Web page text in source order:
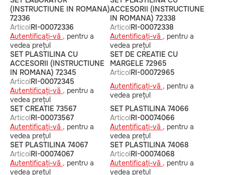
(INSTRUCTIUNE IN ROMANA)
72336
ArticolRI-00072336
Autentificați-vă , pentru a
vedea prețul
ACCESORII (INSTRUCTIUNE
IN ROMANA) 72338
ArticolRI-00072338
Autentificați-vă , pentru a
vedea prețul
SET PLASTILINA CU
ACCESORII (INSTRUCTIUNE
IN ROMANA) 72345
ArticolRI-00072345
Autentificați-vă , pentru a
vedea prețul
SET DE CREATIE CU
MARGELE 72965
ArticolRI-00072965
Autentificați-vă , pentru a
vedea prețul
SET CREATIE 73567
ArticolRI-00073567
Autentificați-vă , pentru a
vedea prețul
SET PLASTILINA 74066
ArticolRI-00074066
Autentificați-vă , pentru a
vedea prețul
SET PLASTILINA 74067
ArticolRI-00074067
Autentificați-vă , pentru a
vedea prețul
SET PLASTILINA 74068
ArticolRI-00074068
Autentificați-vă , pentru a
vedea prețul